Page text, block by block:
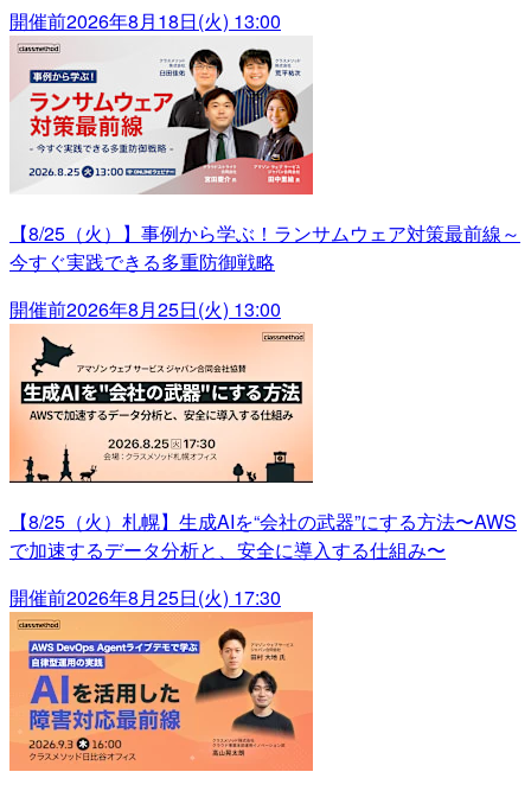
開催前2026年8月18日(火) 13:00
【8/25（火）】事例から学ぶ！ランサムウェア対策最前線～
今すぐ実践できる多重防御戦略
開催前2026年8月25日(火) 13:00
【8/25（火）札幌】生成AIを“会社の武器”にする方法〜AWS
で加速するデータ分析と、安全に導入する仕組み〜
開催前2026年8月25日(火) 17:30